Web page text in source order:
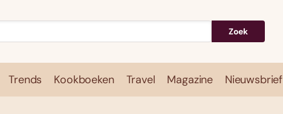
Zoek
Trends Kookboeken Travel Magazine Nieuwsbrief